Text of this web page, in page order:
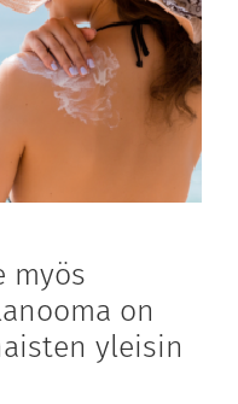
myös
on
yleisin